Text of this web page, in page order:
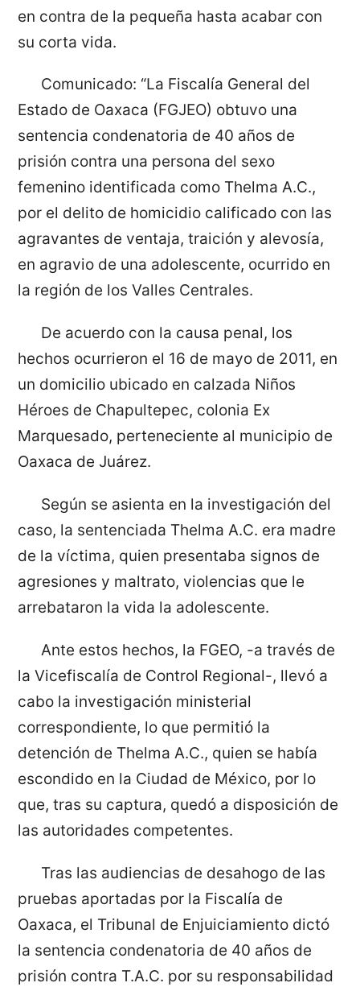
en contra de la pequeña hasta acabar con
su corta vida.
Comunicado: “La Fiscalía General del
Estado de Oaxaca (FGJEO) obtuvo una
sentencia condenatoria de 40 años de
prisión contra una persona del sexo
femenino identificada como Thelma A.C.,
por el delito de homicidio calificado con las
agravantes de ventaja, traición y alevosía,
en agravio de una adolescente, ocurrido en
la región de los Valles Centrales.
De acuerdo con la causa penal, los
hechos ocurrieron el 16 de mayo de 2011, en
un domicilio ubicado en calzada Niños
Héroes de Chapultepec, colonia Ex
Marquesado, perteneciente al municipio de
Oaxaca de Juárez.
Según se asienta en la investigación del
caso, la sentenciada Thelma A.C. era madre
de la víctima, quien presentaba signos de
agresiones y maltrato, violencias que le
arrebataron la vida la adolescente.
Ante estos hechos, la FGEO, -a través de
la Vicefiscalía de Control Regional-, llevó a
cabo la investigación ministerial
correspondiente, lo que permitió la
detención de Thelma A.C., quien se había
escondido en la Ciudad de México, por lo
que, tras su captura, quedó a disposición de
las autoridades competentes.
Tras las audiencias de desahogo de las
pruebas aportadas por la Fiscalía de
Oaxaca, el Tribunal de Enjuiciamiento dictó
la sentencia condenatoria de 40 años de
prisión contra T.A.C. por su responsabilidad